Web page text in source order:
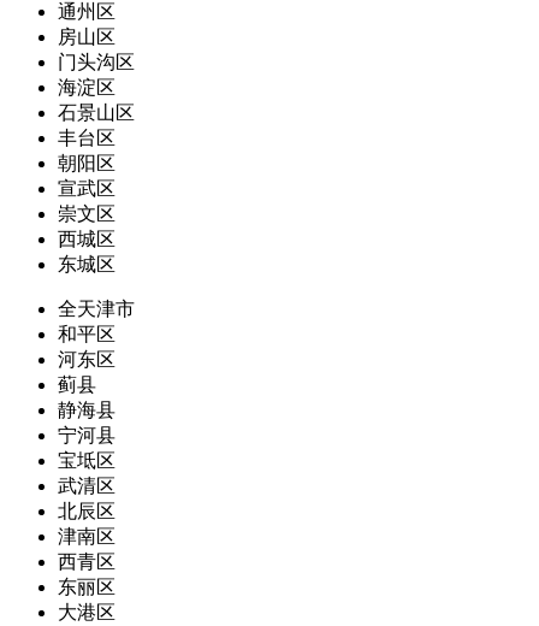
通州区
房山区
门头沟区
海淀区
石景山区
丰台区
朝阳区
宣武区
崇文区
西城区
东城区
全天津市
和平区
河东区
蓟县
静海县
宁河县
宝坻区
武清区
北辰区
津南区
西青区
东丽区
大港区